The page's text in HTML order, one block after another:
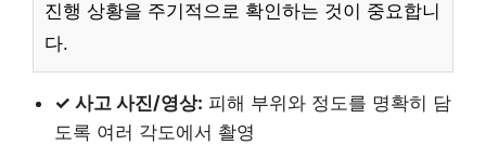
진행 상황을 주기적으로 확인하는 것이 중요합니
다.
✓ 사고 사진/영상: 피해 부위와 정도를 명확히 담
도록 여러 각도에서 촬영